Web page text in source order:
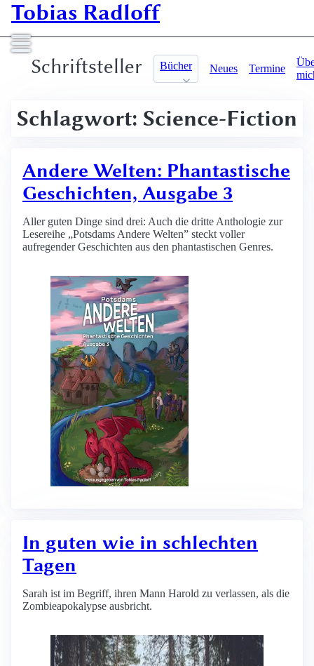
Tobias Radloff
Schriftsteller Bücher Neues Termine
Schlagwort: Science-Fiction
Andere Welten: Phantastische
Geschichten, Ausgabe 3
Aller guten Dinge sind drei: Auch die dritte Anthologie zur
Lesereihe „Potsdams Andere Welten” steckt voller
aufregender Geschichten aus den phantastischen Genres.
In guten wie in schlechten
Tagen
Sarah ist im Begriff, ihren Mann Harold zu verlassen, als die
Zombieapokalypse ausbricht.